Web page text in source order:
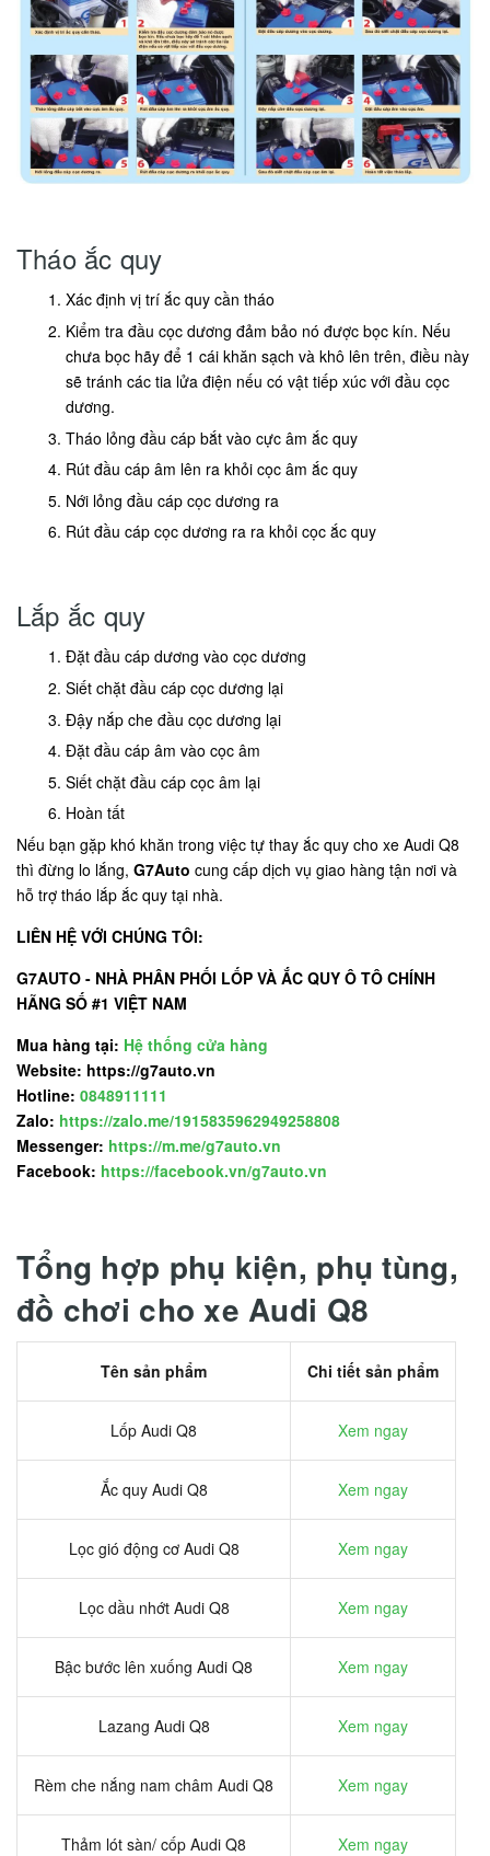
Tháo ắc quy
Xác định vị trí ắc quy cần tháo
Kiểm tra đầu cọc dương đảm bảo nó được bọc kín. Nếu
chưa bọc hãy để 1 cái khăn sạch và khô lên trên, điều này
sẽ tránh các tia lửa điện nếu có vật tiếp xúc với đầu cọc
dương.
Tháo lỏng đầu cáp bắt vào cực âm ắc quy
Rút đầu cáp âm lên ra khỏi cọc âm ắc quy
Nới lỏng đầu cáp cọc dương ra
Rút đầu cáp cọc dương ra ra khỏi cọc ắc quy
Lắp ắc quy
Đặt đầu cáp dương vào cọc dương
Siết chặt đầu cáp cọc dương lại
Đậy nắp che đầu cọc dương lại
Đặt đầu cáp âm vào cọc âm
Siết chặt đầu cáp cọc âm lại
Hoàn tất
Nếu bạn gặp khó khăn trong việc tự thay ắc quy cho xe Audi Q8
thì đừng lo lắng, G7Auto cung cấp dịch vụ giao hàng tận nơi và
hỗ trợ tháo lắp ắc quy tại nhà.
LIÊN HỆ VỚI CHÚNG TÔI:
G7AUTO - NHÀ PHÂN PHỐI LỐP VÀ ẮC QUY Ô TÔ CHÍNH
HÃNG SỐ #1 VIỆT NAM
Mua hàng tại: Hệ thống cửa hàng
Website: https://g7auto.vn
Hotline: 0848911111
Zalo: https://zalo.me/1915835962949258808
Messenger: https://m.me/g7auto.vn
Facebook: https://facebook.vn/g7auto.vn
Tổng hợp phụ kiện, phụ tùng,
đồ chơi cho xe Audi Q8
Tên sản phẩm Chi tiết sản phẩm
Lốp Audi Q8 Xem ngay
Ắc quy Audi Q8 Xem ngay
Lọc gió động cơ Audi Q8 Xem ngay
Lọc dầu nhớt Audi Q8 Xem ngay
Bậc bước lên xuống Audi Q8 Xem ngay
Lazang Audi Q8 Xem ngay
Rèm che nắng nam châm Audi Q8 Xem ngay
Thảm lót sàn/ cốp Audi Q8 Xem ngay